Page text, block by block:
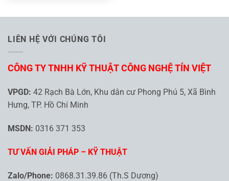
LIÊN HỆ VỚI CHÚNG TÔI
CÔNG TY TNHH KỸ THUẬT CÔNG NGHỆ TÍN VIỆT
VPGD: 42 Rạch Bà Lớn, Khu dân cư Phong Phú 5, Xã Bình
Hưng, TP. Hồ Chí Minh
MSDN: 0316 371 353
TƯ VẤN GIẢI PHÁP – KỸ THUẬT
Zalo/Phone: 0868.31.39.86 (Th.S Dương)